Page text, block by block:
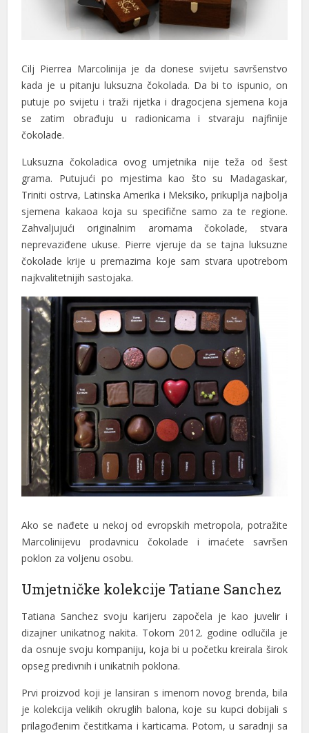
Cilj Pierrea Marcolinija je da donese svijetu savršenstvo
kada je u pitanju luksuzna čokolada. Da bi to ispunio, on
putuje po svijetu i traži rijetka i dragocjena sjemena koja
se zatim obrađuju u radionicama i stvaraju najfinije
čokolade.
Luksuzna čokoladica ovog umjetnika nije teža od šest
grama. Putujući po mjestima kao što su Madagaskar,
Triniti ostrva, Latinska Amerika i Meksiko, prikuplja najbolja
sjemena kakaoa koja su specifične samo za te regione.
Zahvaljujući originalnim aromama čokolade, stvara
neprevaziđene ukuse. Pierre vjeruje da se tajna luksuzne
čokolade krije u premazima koje sam stvara upotrebom
najkvalitetnijih sastojaka.
Ako se nađete u nekoj od evropskih metropola, potražite
Marcolinijevu prodavnicu čokolade i imaćete savršen
poklon za voljenu osobu.
Umjetničke kolekcije Tatiane Sanchez
Tatiana Sanchez svoju karijeru započela je kao juvelir i
dizajner unikatnog nakita. Tokom 2012. godine odlučila je
da osnuje svoju kompaniju, koja bi u početku kreirala širok
opseg predivnih i unikatnih poklona.
Prvi proizvod koji je lansiran s imenom novog brenda, bila
je kolekcija velikih okruglih balona, koje su kupci dobijali s
prilagođenim čestitkama i karticama. Potom, u saradnji sa